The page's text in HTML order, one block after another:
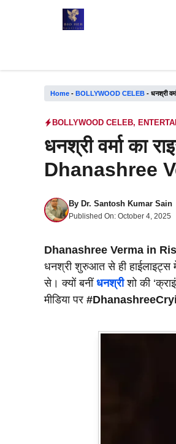
Home - BOLLYWOOD CELEB - धनश्री
BOLLYWOOD CELEB,
धनश्री वर्मा का
Dhanashree
By Dr. Santosh Kumar Sain
Published On: October 4, 2025
Dhanashree Verma in
धनश्री शुरुआत से ही हाईलाइट्स
से। क्यों बनींधनश्री शो की
मीडिया पर